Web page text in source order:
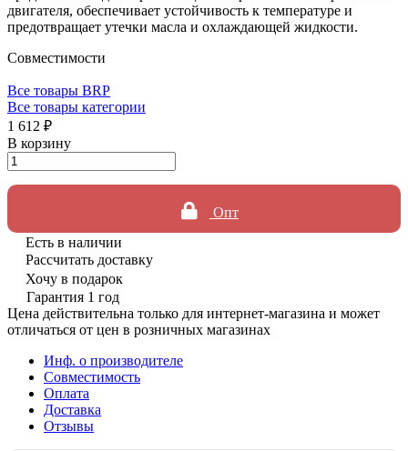
двигателя, обеспечивает устойчивость к температуре и
предотвращает утечки масла и охлаждающей жидкости.
Совместимости
Все товары BRP
Все товары категории
1 612 ₽
В корзину
Опт
Есть в наличии
Рассчитать доставку
Хочу в подарок
Гарантия 1 год
Цена действительна только для интернет-магазина и может
отличаться от цен в розничных магазинах
Инф. о производителе
Совместимость
Оплата
Доставка
Отзывы